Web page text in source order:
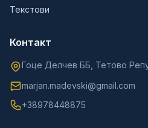
Текстови
Контакт
Гоце Делчев ББ, Тетово
marjan.madevski@gmail.com
+38978448875